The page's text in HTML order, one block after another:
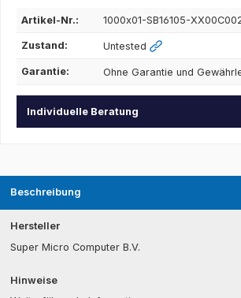
Artikel-Nr.: 1000x01-SB16105-
Zustand: Untested
Garantie: Ohne Garantie und
Individuelle Beratung
Beschreibung
Hersteller
Super Micro Computer B.V.
Hinweise